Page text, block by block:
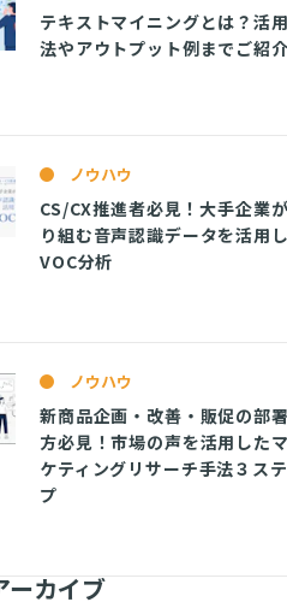
テキストマイニングとは？活
法やアウトプット例までご紹介
ノウハウ
CS/CX推進者必見！大手企業
り組む音声認識データを活用
VOC分析
ノウハウ
新商品企画・改善・販促の部
方必見！市場の声を活用した
ケティングリサーチ手法３ス
プ
ーカイブ